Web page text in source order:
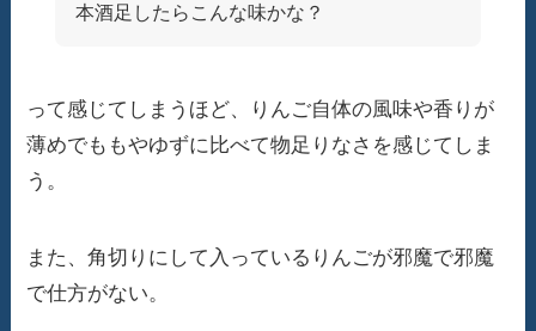
本酒足したらこんな味かな？
って感じてしまうほど、りんご自体の風味や香りが
薄めでももやゆずに比べて物足りなさを感じてしま
う。
また、角切りにして入っているりんごが邪魔で邪魔
で仕方がない。